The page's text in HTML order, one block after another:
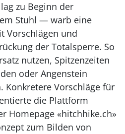
zu Beginn der
Stuhl — warb eine
Vorschlägen und
der Totalsperre. So
nutzen, Spitzenzeiten
oder Angenstein
Vorschläge für
die Plattform
Homepage «hitchhike.ch»
zum Bilden von